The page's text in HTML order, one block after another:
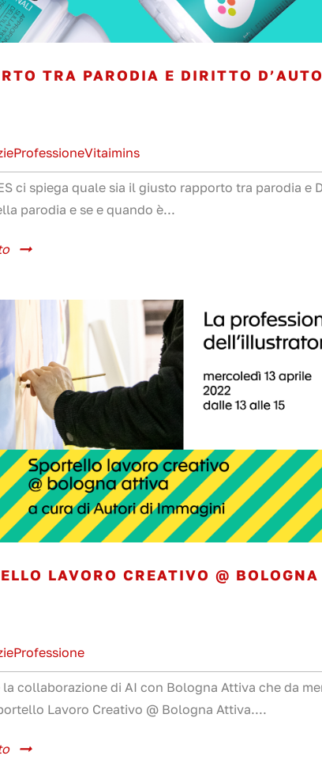
TRA PARODIA E DIRITTO
ProfessioneVitaimins
ci spiega quale sia il giusto rapporto tra parodia e
parodia e se e quando è...
LAVORO CREATIVO @
Professione
la collaborazione di AI con Bologna Attiva che da
Lavoro Creativo @ Bologna Attiva....